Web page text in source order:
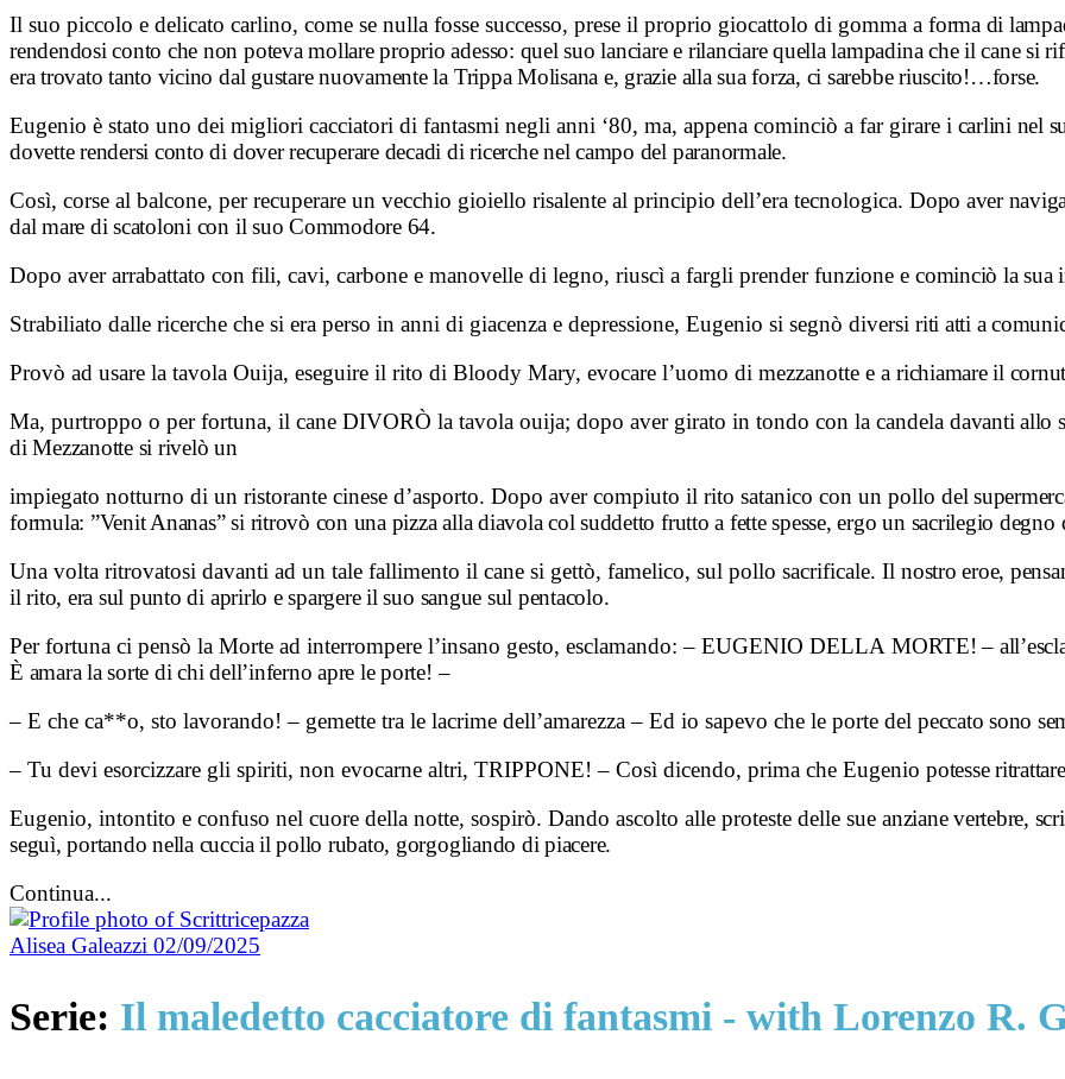
Il suo piccolo e delicato carlino, come se nulla fosse successo, prese il proprio giocattolo di gomma a forma di
rendendosi conto che non poteva mollare proprio adesso: quel suo lanciare e rilanciare quella lampadina che il cane si
era trovato tanto vicino dal gustare nuovamente la Trippa Molisana e, grazie alla sua forza, ci sarebbe riuscito!…forse.
Eugenio è stato uno dei migliori cacciatori di fantasmi negli anni ‘80, ma, appena cominciò a far girare i carlini nel
dovette rendersi conto di dover recuperare decadi di ricerche nel campo del paranormale.
Così, corse al balcone, per recuperare un vecchio gioiello risalente al principio dell’era tecnologica. Dopo aver
dal mare di scatoloni con il suo Commodore 64.
Dopo aver arrabattato con fili, cavi, carbone e manovelle di legno, riuscì a fargli prender funzione e cominciò la sua
Strabiliato dalle ricerche che si era perso in anni di giacenza e depressione, Eugenio si segnò diversi riti atti a
Provò ad usare la tavola Ouija, eseguire il rito di Bloody Mary, evocare l’uomo di mezzanotte e a richiamare il
Ma, purtroppo o per fortuna, il cane DIVORÒ la tavola ouija; dopo aver girato in tondo con la candela davanti allo
di Mezzanotte si rivelò un
impiegato notturno di un ristorante cinese d’asporto. Dopo aver compiuto il rito satanico con un pollo del
formula: ”Venit Ananas” si ritrovò con una pizza alla diavola col suddetto frutto a fette spesse, ergo un sacrilegio degno
Una volta ritrovatosi davanti ad un tale fallimento il cane si gettò, famelico, sul pollo sacrificale. Il nostro eroe,
il rito, era sul punto di aprirlo e spargere il suo sangue sul pentacolo.
Per fortuna ci pensò la Morte ad interrompere l’insano gesto, esclamando: – EUGENIO DELLA MORTE! –
È amara la sorte di chidell’inferno apre le porte! –
– E che ca**o, sto lavorando! – gemette tra le lacrime dell’amarezza – Ed io sapevo che le porte del peccato sono
– Tu devi esorcizzare gli spiriti, non evocarne altri, TRIPPONE! – Così dicendo, prima che Eugenio potesse
Eugenio, intontito e confuso nel cuore della notte, sospirò. Dando ascolto alle proteste delle sue anziane vertebre,
seguì, portando nella cuccia il pollo rubato, gorgogliando di piacere.
Continua...
Alisea Galeazzi 02/09/2025
Serie: Il maledetto cacciatore di fantasmi - with Lorenzo R.